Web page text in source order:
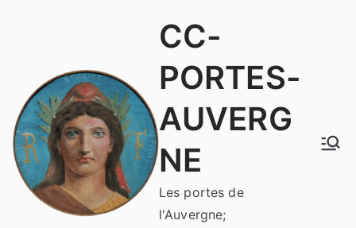
CC-
PORTES-
AUVERG
NE
Les portes de
l'Auvergne;